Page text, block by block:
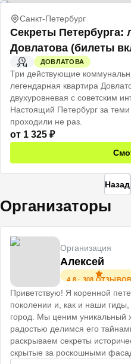
Санкт-Петербург
Секреты Петербурга:
Довлатова (билеты
2 Ч
ДОВЛАТОВА
Три действующие
легендарная квартира
двухуровневая с советским
Настоящий Петербург за
проходили не раз.
от 1 325 ₽
Назад
Организаторы
Организация
Алексей
4.8· 308 ОТЗЫВОВ
Приветствую! Я коренной
поколении и, как и наши
город. Мы ценим уникальный
радостью делимся его
раскрываем секреты
скрытые за роскошными